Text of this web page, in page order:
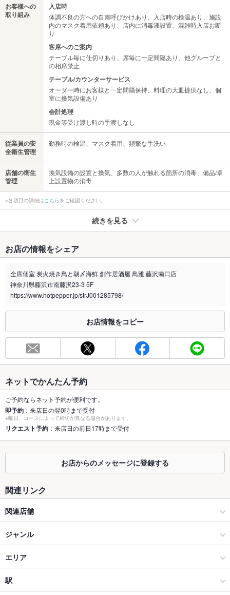
お客様への
取り組み
入店時
体調不良の方への自粛呼びかけあり、入店時の検温あり、施設
内のマスク着用依頼あり、店内に消毒液設置、混雑時入店お断
り
客席へのご案内
テーブル毎に仕切りあり、席毎に一定間隔あり、他グループと
の相席禁止
テーブル/カウンターサービス
オーダー時にお客様と一定間隔保持、料理の大皿提供なし、個
室に換気設備あり
会計処理
現金等受け渡し時の手渡しなし
従業員の安
全衛生管理
勤務時の検温、マスク着用、頻繁な手洗い
店舗の衛生
管理
換気設備の設置と換気、多数の人が触れる箇所の消毒、備品/卓
上設置物の消毒
※各項目の詳細は こちらをご確認ください。
続きを見る
禁煙・喫煙
分煙（仕切りあり）
さいませ。
喫煙専用室 あり
※2020年4月1日～受動喫煙対策に関する法律が施行されています。正しい情報はお店へお問い
お席
総席数 120席(個室席を完備!!コロナ対策をしております。)
最大宴会収
容人数
120人(宴会、貸切最大120名様までご利用できます。プロジェ
クターあり)
個室
あり ：個室、半個室、完全個室を完備しております。禁煙席や
喫煙席などございますのでご利用時にお問合せ下さい
なし ：掘りごたつはの完全個室あり。少人数様やチョイ飲みの
方には個室利用可能です
カウンター
ソファー
席、夜景が見える席はソファー席でごゆっくりとどうぞ。
テラス席 なし ：テラス席は設けておりません。完全個室あり。
貸切
貸切可 ：貸切予約可能です。プロジェクターモニター類ござい
お店の情報をシェア
全席個室 炭火焼き鳥と朝〆海鮮 創作居酒屋 鳥雅 藤沢南口店
神奈川県藤沢市南藤沢23-3 5F
https://www.hotpepper.jp/strJ001285798/
お店情報をコピー
ネットでかんたん予約
ご予約ならネット予約が便利です。
即予約 ：来店日の翌0時まで受付
※曜日、コースによって締切が異なる場合があります。
リクエスト予約 ：来店日の前日17時まで受付
お店からのメッセージに登録する
関連リンク
関連店舗
完全個室 焼鳥と寿司と蕎麦 居酒屋 灯 -あかり- 吉祥寺店
牛タン×肉寿司×鮮魚 個室居酒屋 京-みやこ- 上野アメ横店
完全個室 焼鳥と寿司と蕎麦 居酒屋 鳥雅 浜松町・大門店
ジャンル
居酒屋
和風
エリア
藤沢
駅